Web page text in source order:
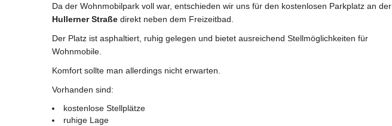
Da der Wohnmobilpark voll war, entschieden wir uns für den kostenlosen Parkplatz an der
Hullerner Straße direkt neben dem Freizeitbad.
Der Platz ist asphaltiert, ruhig gelegen und bietet ausreichend Stellmöglichkeiten für
Wohnmobile.
Komfort sollte man allerdings nicht erwarten.
Vorhanden sind:
kostenlose Stellplätze
ruhige Lage